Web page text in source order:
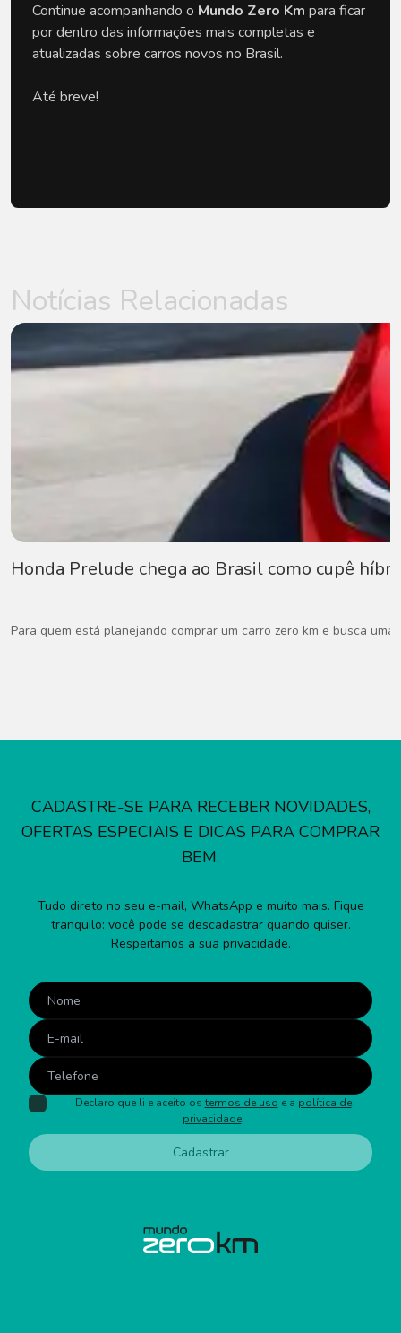
Continue acompanhando o Mundo Zero Km para ficar
por dentro das informações mais completas e
atualizadas sobre carros novos no Brasil.
Até breve!
Notícias Relacionadas
Honda Prelude chega ao Brasil como cupê
Para quem está planejando comprar um carro zero km e busca
CADASTRE-SE PARA RECEBER NOVIDADES,
OFERTAS ESPECIAIS E DICAS PARA COMPRAR
BEM.
Tudo direto no seu e-mail, WhatsApp e muito mais. Fique
tranquilo: você pode se descadastrar quando quiser.
Respeitamos a sua privacidade.
Declaro que li e aceito os termos de uso e a política de
privacidade.
Cadastrar